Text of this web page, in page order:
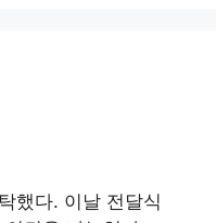
했다. 이날 전달식